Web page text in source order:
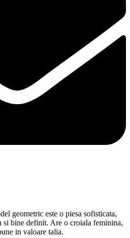
geometric este o piesa sofisticata,
si bine definit. Are o croiala feminina,
in valoare talia.